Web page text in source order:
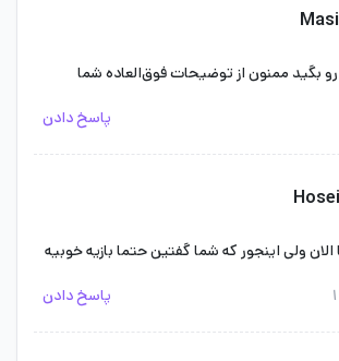
رو بگید ممنون از توضیحات فوق‌العاده شما
پاسخ دادن
الان ولی اینجور که شما گفتین حتما بازیه خوبیه
پاسخ دادن